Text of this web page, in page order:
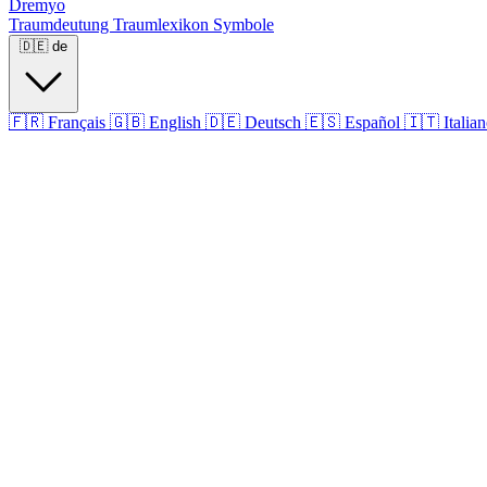
Dremyo
Traumdeutung Traumlexikon Symbole
🇩🇪 de
🇫🇷 Français 🇬🇧 English 🇩🇪 Deutsch 🇪🇸 Español 🇮🇹